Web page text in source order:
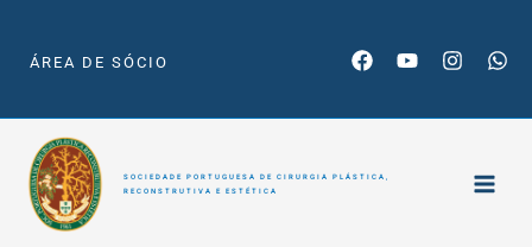
contentÁREA DE SÓCIO
SOCIEDADE PORTUGUESA DE CIRURGIA PLÁSTICA,
RECONSTRUTIVA E ESTÉTICA